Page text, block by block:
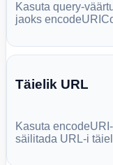
Kasuta query-
jaoks
Täielik URL
Kasuta
säilitada URL-i